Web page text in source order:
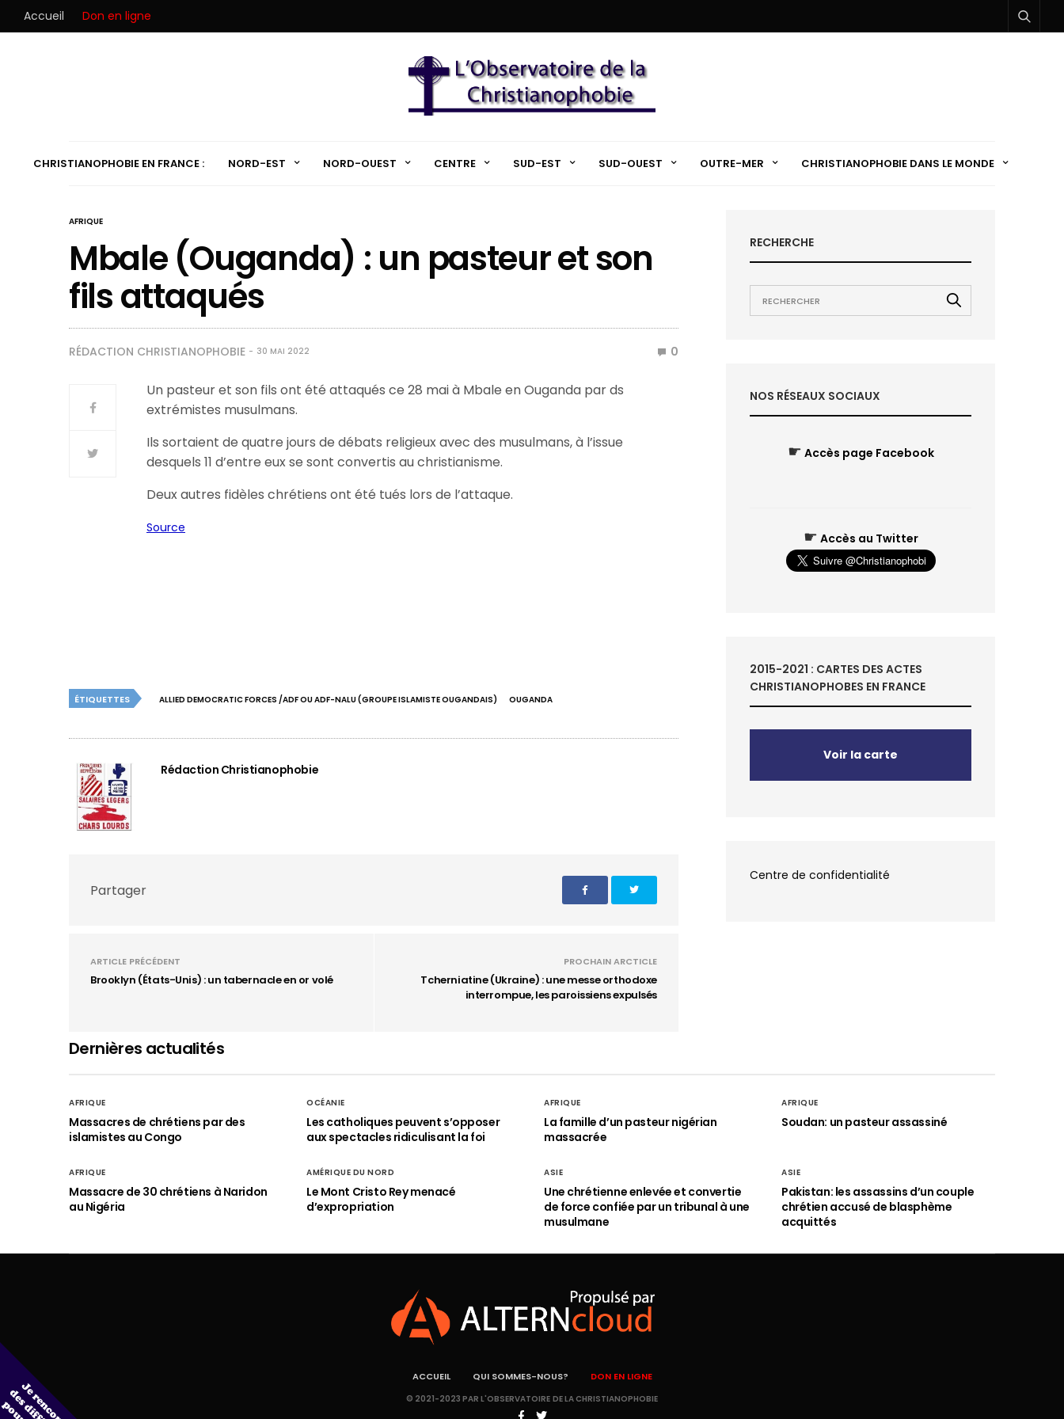
Accueil Don en ligne
CHRISTIANOPHOBIE EN FRANCE : NORD-EST NORD-OUEST CENTRE SUD-EST SUD-OUEST OUTRE-MER CHRISTIANOPHOBIE DANS LE MONDE
AFRIQUE
Mbale (Ouganda) : un pasteur et son
fils attaqués
RÉDACTION CHRISTIANOPHOBIE 30 MAI 2022 0
Un pasteur et son fils ont été attaqués ce 28 mai à Mbale en Ouganda par ds
extrémistes musulmans.
Ils sortaient de quatre jours de débats religieux avec des musulmans, à l’issue
desquels 11 d’entre eux se sont convertis au christianisme.
Deux autres fidèles chrétiens ont été tués lors de l’attaque.
Source
ÉTIQUETTES ALLIED DEMOCRATIC FORCES /ADF OU ADF-NALU (GROUPE ISLAMISTE OUGANDAIS) OUGANDA
Rédaction Christianophobie
Partager
ARTICLE PRÉCÉDENT
Brooklyn (États-Unis) : un tabernacle en or volé
PROCHAIN ARCTICLE
Tcherniatine (Ukraine) : une messe orthodoxe
interrompue, les paroissiens expulsés
RECHERCHE
NOS RÉSEAUX SOCIAUX
☛ Accès page Facebook
☛ Accès au Twitter
2015-2021 : CARTES DES ACTES
CHRISTIANOPHOBES EN FRANCE
Voir la carte
Centre de confidentialité
Dernières actualités
AFRIQUE
Massacres de chrétiens par des
islamistes au Congo
OCÉANIE
Les catholiques peuvent s’opposer
aux spectacles ridiculisant la foi
AFRIQUE
La famille d’un pasteur nigérian
massacrée
AFRIQUE
Soudan: un pasteur assassiné
AFRIQUE
Massacre de 30 chrétiens à Naridon
au Nigéria
AMÉRIQUE DU NORD
Le Mont Cristo Rey menacé
d’expropriation
ASIE
Une chrétienne enlevée et convertie
de force confiée par un tribunal à une
musulmane
ASIE
Pakistan: les assassins d’un couple
chrétien accusé de blasphème
acquittés
ACCUEIL QUI SOMMES-NOUS? DON EN LIGNE
© 2021-2023 PAR L'OBSERVATOIRE DE LA CHRISTIANOPHOBIE